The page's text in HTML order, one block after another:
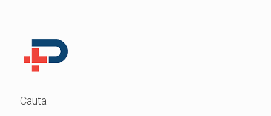
Cauta